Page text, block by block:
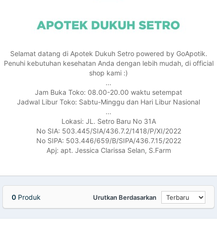
Selamat datang di Apotek Dukuh Setro powered by GoApotik.
Penuhi kebutuhan kesehatan Anda dengan lebih mudah, di official
shop kami :)
...
Jam Buka Toko: 08.00-20.00 waktu setempat
Jadwal Libur Toko: Sabtu-Minggu dan Hari Libur Nasional
...
Lokasi: JL. Setro Baru No 31A
No SIA: 503.445/SIA/436.7.2/1418/P/XI/2022
No SIPA: 503.446/659/B/SIPA/436.7.15/2022
Apj: apt. Jessica Clarissa Selan, S.Farm
0 Produk Urutkan Berdasarkan